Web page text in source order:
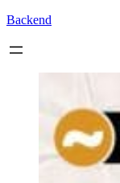
Backend